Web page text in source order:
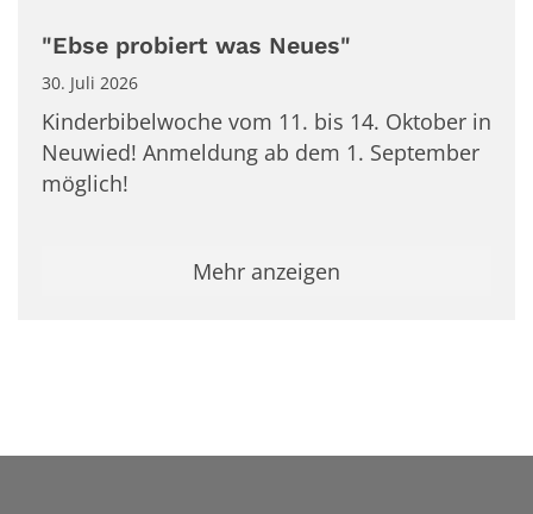
"Ebse probiert was Neues"
30. Juli 2026
Kinderbibelwoche vom 11. bis 14. Oktober in
Neuwied! Anmeldung ab dem 1. September
möglich!
Mehr anzeigen